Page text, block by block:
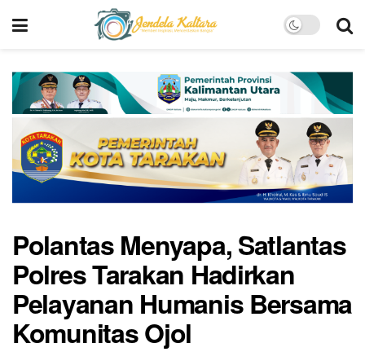
Polantas Menyapa, Satlantas
Polres Tarakan Hadirkan
Pelayanan Humanis Bersama
Komunitas Ojol